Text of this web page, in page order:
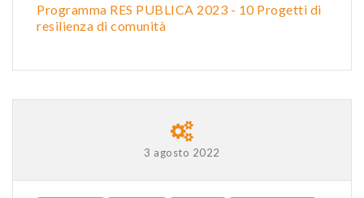
Programma RES PUBLICA 2023 - 10 Progetti di
resilienza di comunità
3 agosto 2022